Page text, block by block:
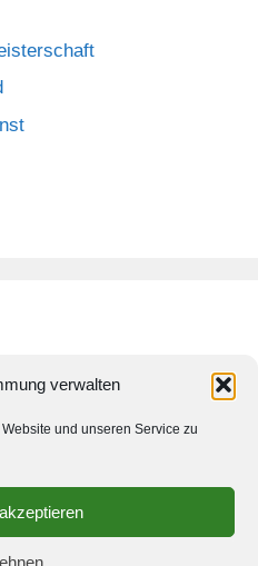
verwalten
und unseren Service zu